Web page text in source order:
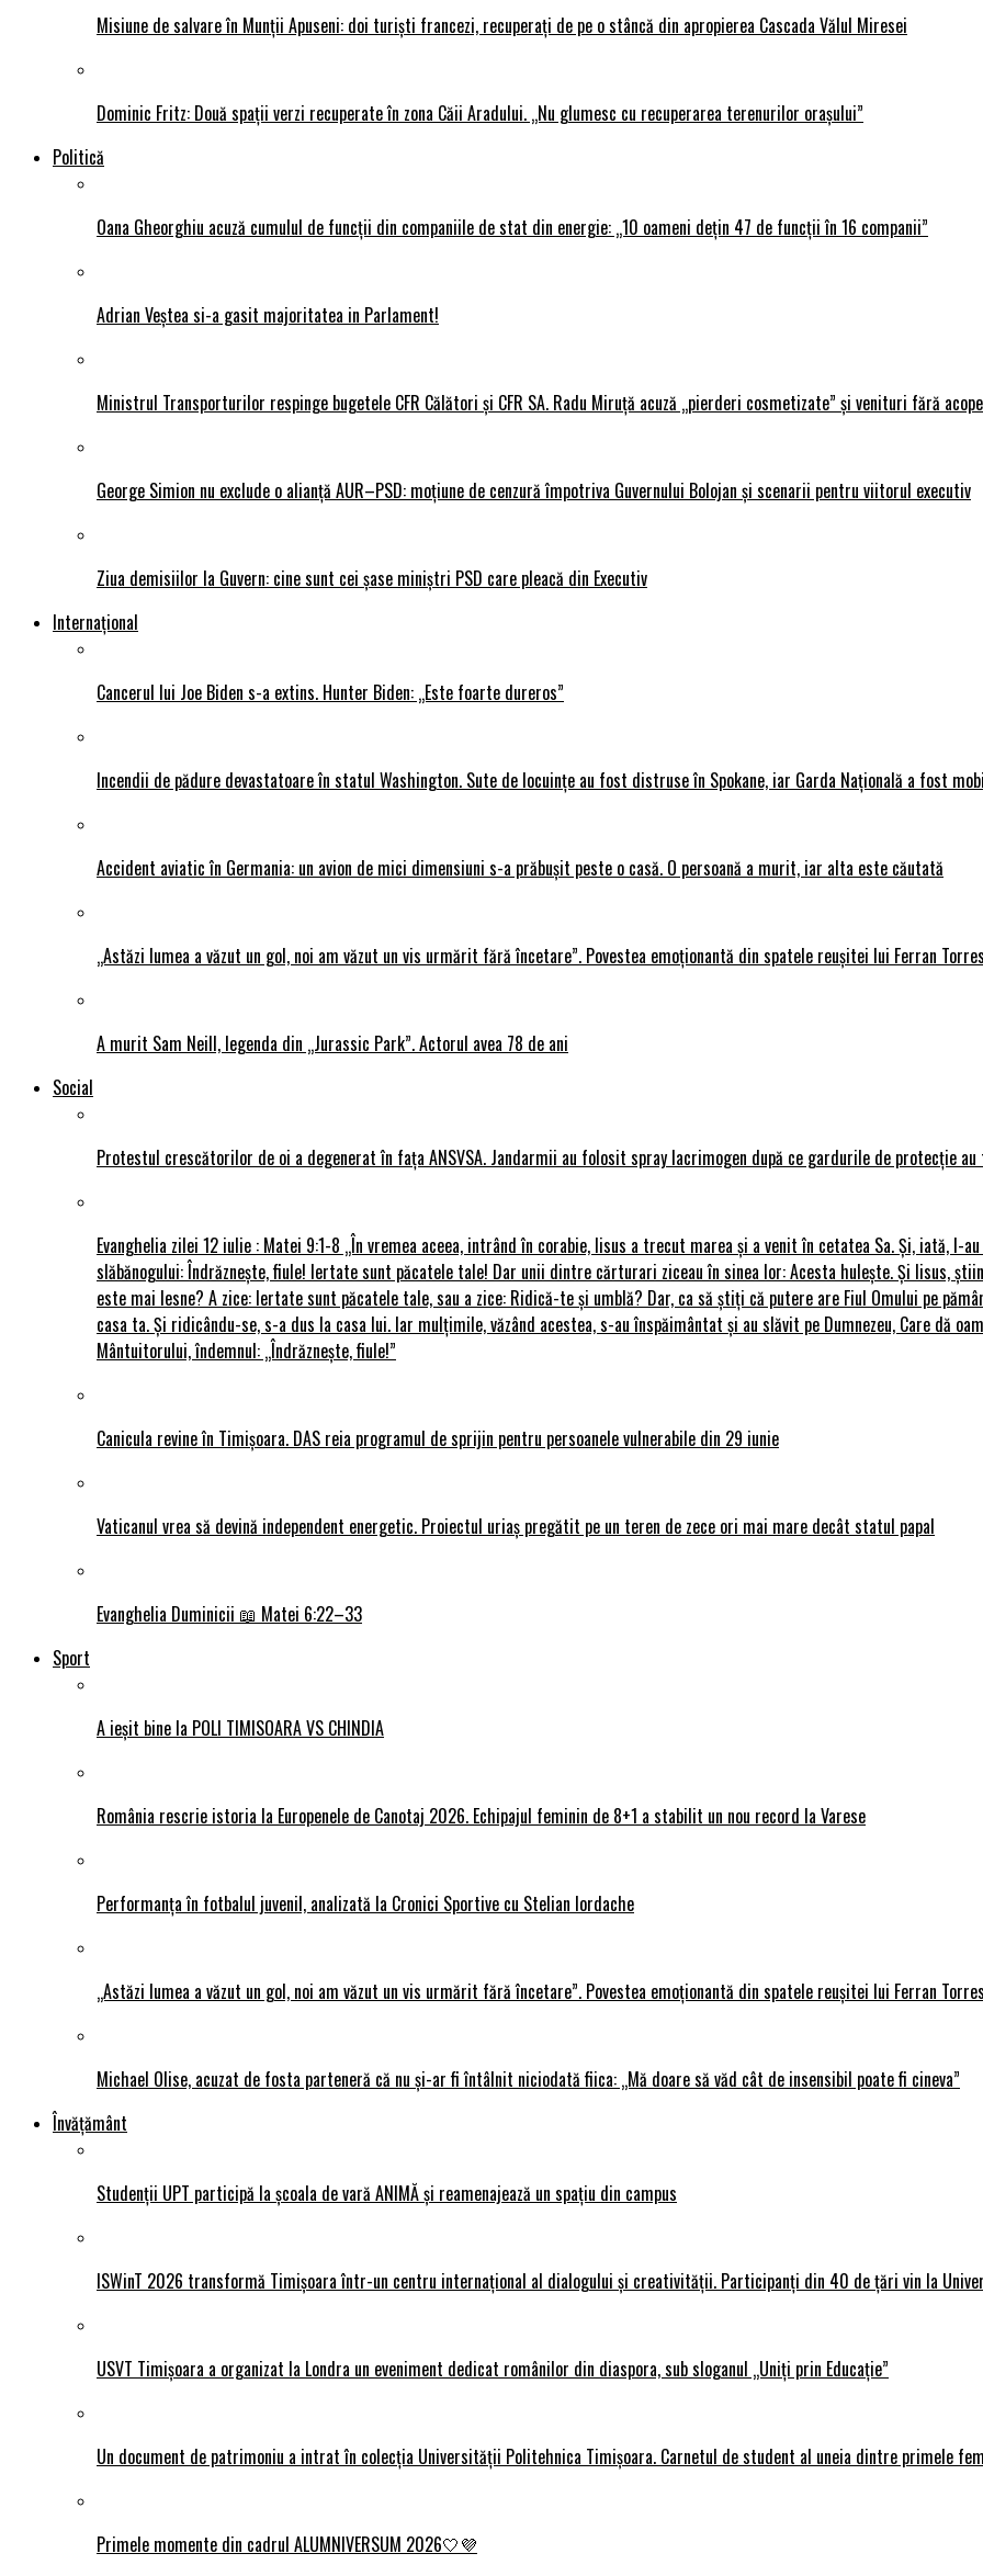
Misiune de salvare în Munții Apuseni: doi turiști francezi, recuperați de pe o stâncă din apropierea Cascada Vălul Miresei
Dominic Fritz: Două spații verzi recuperate în zona Căii Aradului. „Nu glumesc cu recuperarea terenurilor orașului”
Politică
Oana Gheorghiu acuză cumulul de funcții din companiile de stat din energie: „10 oameni dețin 47 de funcții în 16 companii”
Adrian Veștea si-a gasit majoritatea in Parlament!
Ministrul Transporturilor respinge bugetele CFR Călători și CFR SA. Radu Miruță acuză „pierderi cosmetizate” și venituri fără
George Simion nu exclude o alianță AUR–PSD: moțiune de cenzură împotriva Guvernului Bolojan și scenarii pentru viitorul executiv
Ziua demisiilor la Guvern: cine sunt cei șase miniștri PSD care pleacă din Executiv
Internațional
Cancerul lui Joe Biden s-a extins. Hunter Biden: „Este foarte dureros”
Incendii de pădure devastatoare în statul Washington. Sute de locuințe au fost distruse în Spokane, iar Garda Națională a fost
Accident aviatic în Germania: un avion de mici dimensiuni s-a prăbușit peste o casă. O persoană a murit, iar alta este căutată
„Astăzi lumea a văzut un gol, noi am văzut un vis urmărit fără încetare”. Povestea emoționantă din spatele reușitei lui Ferran
A murit Sam Neill, legenda din „Jurassic Park”. Actorul avea 78 de ani
Social
Protestul crescătorilor de oi a degenerat în fața ANSVSA. Jandarmii au folosit spray lacrimogen după ce gardurile de protecție
Evanghelia zilei 12 iulie : Matei 9:1-8 „În vremea aceea, intrând în corabie, Iisus a trecut marea și a venit în cetatea Sa. Și, iată, I-
slăbănogului: Îndrăznește, fiule! Iertate sunt păcatele tale! Dar unii dintre cărturari ziceau în sinea lor: Acesta hulește. Și Iisus,
este mai lesne? A zice: Iertate sunt păcatele tale, sau a zice: Ridică-te și umblă? Dar, ca să știți că putere are Fiul Omului pe
casa ta. Și ridicându-se, s-a dus la casa lui. Iar mulțimile, văzând acestea, s-au înspăimântat și au slăvit pe Dumnezeu, Care dă
Mântuitorului, îndemnul: „Îndrăznește, fiule!”
Canicula revine în Timișoara. DAS reia programul de sprijin pentru persoanele vulnerabile din 29 iunie
Vaticanul vrea să devină independent energetic. Proiectul uriaș pregătit pe un teren de zece ori mai mare decât statul papal
Evanghelia Duminicii 📖 Matei 6:22–33
Sport
A ieșit bine la POLI TIMISOARA VS CHINDIA
România rescrie istoria la Europenele de Canotaj 2026. Echipajul feminin de 8+1 a stabilit un nou record la Varese
Performanța în fotbalul juvenil, analizată la Cronici Sportive cu Stelian Iordache
„Astăzi lumea a văzut un gol, noi am văzut un vis urmărit fără încetare”. Povestea emoționantă din spatele reușitei lui Ferran
Michael Olise, acuzat de fosta parteneră că nu și-ar fi întâlnit niciodată fiica: „Mă doare să văd cât de insensibil poate fi cineva”
Învățământ
Studenții UPT participă la școala de vară ANIMĂ și reamenajează un spațiu din campus
ISWinT 2026 transformă Timișoara într-un centru internațional al dialogului și creativității. Participanți din 40 de țări vin la
USVT Timișoara a organizat la Londra un eveniment dedicat românilor din diaspora, sub sloganul „Uniți prin Educație”
Un document de patrimoniu a intrat în colecția Universității Politehnica Timișoara. Carnetul de student al uneia dintre primele
Primele momente din cadrul ALUMNIVERSUM 2026🤍💜